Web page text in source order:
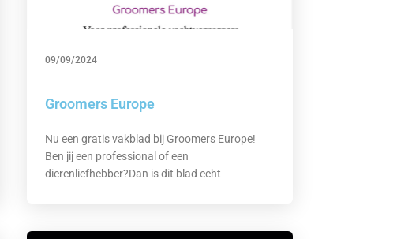
09/09/2024
Groomers Europe
Nu een gratis vakblad bij Groomers Europe!
Ben jij een professional of een
dierenliefhebber?Dan is dit blad echt